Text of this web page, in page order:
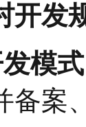
开发
发模式‌
备案